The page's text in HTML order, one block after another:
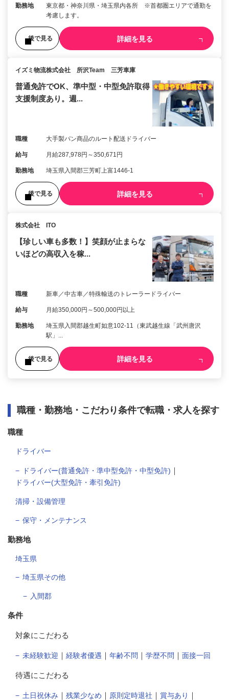
勤務地
東京都・神奈川県・埼玉県内各所 ※首都圏エリアで通勤を
考慮します。
後で見る 詳細を見る
イズミ物流株式会社 所沢Team 三芳車庫
普通免許でOK、準中型・中型免許取得
支援制度あり。週...
職種 大手製パン商品のルート配送ドライバー
給与 月給287,978円～350,671円
勤務地 埼玉県入間郡三芳町上富1446-1
後で見る 詳細を見る
株式会社 ITO
【珍しい車も多数！】笑顔が止まらな
いほどの高収入を稼...
職種 新車／中古車／特殊輸送のトレーラードライバー
給与 月給350,000円～500,000円以上
勤務地
埼玉県入間郡越生町如意102-11（東武越生線「武州唐沢
駅」...
後で見る 詳細を見る
職種・勤務地・こだわり条件で転職・求人を探す
職種
ドライバー
ドライバー(普通免許・準中型免許・中型免許) ｜
ドライバー(大型免許・牽引免許)
清掃・設備管理
保守・メンテナンス
勤務地
埼玉県
埼玉県その他
入間郡
条件
対象にこだわる
未経験歓迎 ｜ 経験者優遇 ｜ 年齢不問 ｜ 学歴不問 ｜ 面接一回
待遇にこだわる
土日祝休み ｜ 残業少なめ ｜ 原則定時退社 ｜ 賞与あり ｜